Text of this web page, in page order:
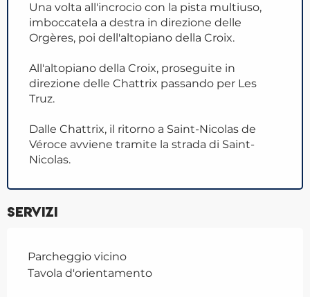
Una volta all'incrocio con la pista multiuso,
imboccatela a destra in direzione delle
Orgères, poi dell'altopiano della Croix.
All'altopiano della Croix, proseguite in
direzione delle Chattrix passando per Les
Truz.
Dalle Chattrix, il ritorno a Saint-Nicolas de
Véroce avviene tramite la strada di Saint-
Nicolas.
Servizi
Parcheggio vicino
Tavola d'orientamento